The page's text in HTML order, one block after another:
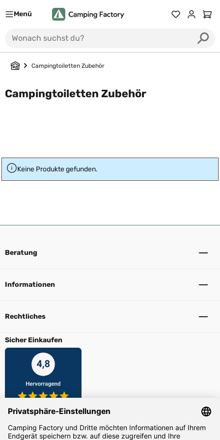
Menü Du hast 0
Campingtoiletten Zubehör
Campingtoiletten Zubehör
Keine Produkte gefunden.
Beratung
Informationen
Rechtliches
Sicher Einkaufen